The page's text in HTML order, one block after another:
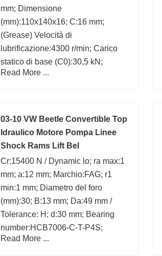
mm; Dimensione
(mm):110x140x16; C:16 mm;
(Grease) Velocità di
lubrificazione:4300 r/min; Carico
statico di base (C0):30,5 kN;
Larghezza (mm):16; Diametro
Read More ...
03-10 VW Beetle Convertible Top
Idraulico Motore Pompa Linee
Shock Rams Lift Bel
Cr:15400 N / Dynamic lo; ra max:1
mm; a:12 mm; Marchio:FAG; r1
min:1 mm; Diametro del foro
(mm):30; B:13 mm; Da:49 mm /
Tolerance: H; d:30 mm; Bearing
number:HCB7006-C-T-P4S;
Read More ...